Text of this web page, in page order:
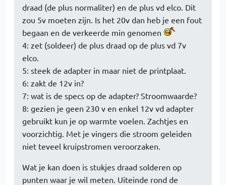
draad (de plus normaliter) en de plus vd elco. Dit
zou 5v moeten zijn. Is het 20v dan heb je een fout
begaan en de verkeerde min genomen
4: zet (soldeer) de plus draad op de plus vd 7v
elco.
5: steek de adapter in maar niet de printplaat.
6: zakt de 12v in?
7: wat is de specs op de adapter? Stroomwaarde?
8: gezien je geen 230 v en enkel 12v vd adapter
gebruikt kun je op warmte voelen. Zachtjes en
voorzichtig. Met je vingers die stroom geleiden
niet teveel kruipstromen veroorzaken.
Wat je kan doen is stukjes draad solderen op
punten waar je wil meten. Uiteinde rond de